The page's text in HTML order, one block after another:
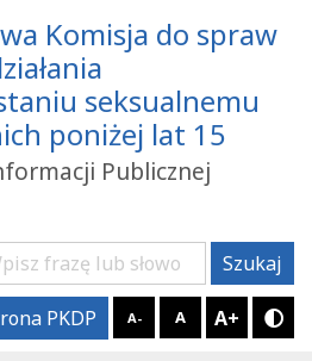
Komisja do spraw
seksualnemu
poniżej lat 15
Publicznej
Szukaj
PKDP A- A A+